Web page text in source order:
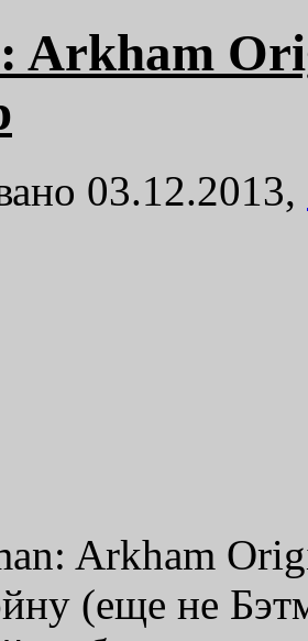
Arkham
03.12.2013,
Arkham
(еще не